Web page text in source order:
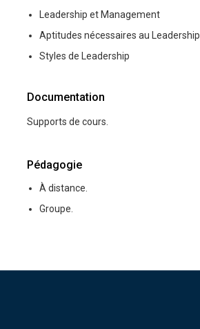
Leadership et Management
Aptitudes nécessaires au Leadership
Styles de Leadership
Documentation
Supports de cours.
Pédagogie
À distance.
Groupe.